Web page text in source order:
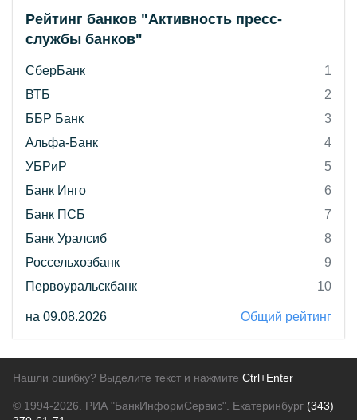
Рейтинг банков "Активность пресс-
службы банков"
СберБанк
1
ВТБ
2
ББР Банк
3
Альфа-Банк
4
УБРиР
5
Банк Инго
6
Банк ПСБ
7
Банк Уралсиб
8
Россельхозбанк
9
Первоуральскбанк
10
на 09.08.2026 Общий рейтинг
Нашли ошибку? Выделите текст и нажмите Ctrl+Enter
© 1994-2026. РИА "БанкИнформСервис". Екатеринбург (343)